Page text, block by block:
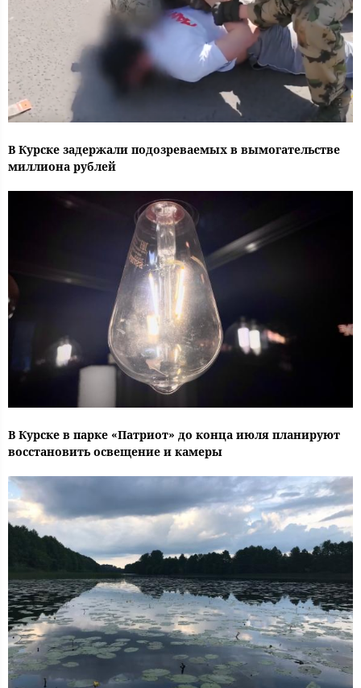
В Курске задержали подозреваемых в вымогательстве
миллиона рублей
В Курске в парке «Патриот» до конца июля планируют
восстановить освещение и камеры